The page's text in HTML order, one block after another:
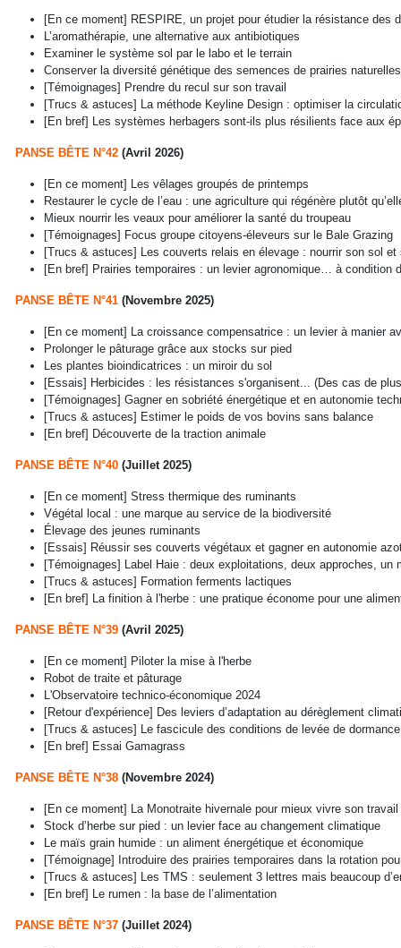
[En ce moment] RESPIRE, un projet pour étudier la résistance des
L’aromathérapie, une alternative aux antibiotiques
Examiner le système sol par le labo et le terrain
Conserver la diversité génétique des semences de prairies
[Témoignages] Prendre du recul sur son travail
[Trucs & astuces] La méthode Keyline Design : optimiser la
[En bref] Les systèmes herbagers sont-ils plus résilients face aux
PANSE BÊTE N°42(Avril 2026)
[En ce moment] Les vêlages groupés de printemps
Restaurer le cycle de l’eau : une agriculture qui régénère plutôt
Mieux nourrir les veaux pour améliorer la santé du troupeau
[Témoignages] Focus groupe citoyens-éleveurs sur le Bale Grazing
[Trucs & astuces] Les couverts relais en élevage : nourrir son sol et
[En bref] Prairies temporaires : un levier agronomique… à condition
PANSE BÊTE N°41(Novembre 2025)
[En ce moment] La croissance compensatrice : un levier à manier
Prolonger le pâturage grâce aux stocks sur pied
Les plantes bioindicatrices : un miroir du sol
[Essais] Herbicides : les résistances s'organisent... (Des cas de
[Témoignages] Gagner en sobriété énergétique et en autonomie
[Trucs & astuces] Estimer le poids de vos bovins sans balance
[En bref] Découverte de la traction animale
PANSE BÊTE N°40(Juillet 2025)
[En ce moment] Stress thermique des ruminants
Végétal local : une marque au service de la biodiversité
Élevage des jeunes ruminants
[Essais] Réussir ses couverts végétaux et gagner en autonomie
[Témoignages] Label Haie : deux exploitations, deux approches, un
[Trucs & astuces] Formation ferments lactiques
[En bref] La finition à l'herbe : une pratique économe pour une
PANSE BÊTE N°39(Avril 2025)
[En ce moment] Piloter la mise à l'herbe
Robot de traite et pâturage
L'Observatoire technico-économique 2024
[Retour d'expérience] Des leviers d’adaptation au dérèglement
[Trucs & astuces] Le fascicule des conditions de levée de
[En bref] Essai Gamagrass
PANSE BÊTE N°38(Novembre 2024)
[En ce moment] La Monotraite hivernale pour mieux vivre son travail
Stock d’herbe sur pied : un levier face au changement climatique
Le maïs grain humide : un aliment énergétique et économique
[Témoignage] Introduire des prairies temporaires dans la rotation
[Trucs & astuces] Les TMS : seulement 3 lettres mais beaucoup
[En bref] Le rumen : la base de l’alimentation
PANSE BÊTE N°37(Juillet 2024)